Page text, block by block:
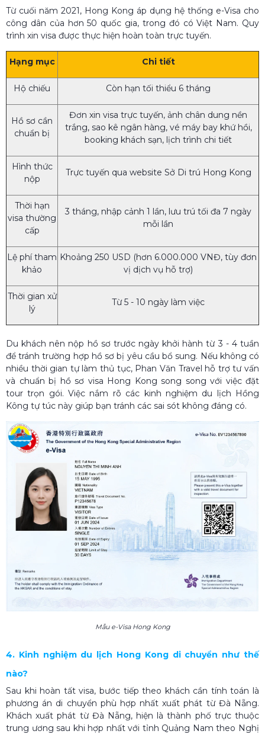
Từ cuối năm 2021, Hong Kong áp dụng hệ thống e-Visa cho
công dân của hơn 50 quốc gia, trong đó có Việt Nam. Quy
trình xin visa được thực hiện hoàn toàn trực tuyến.
Hạng mục Chi tiết
Hộ chiếu Còn hạn tối thiểu 6 tháng
Hồ sơ cần
chuẩn bị
Đơn xin visa trực tuyến, ảnh chân dung nền
trắng, sao kê ngân hàng, vé máy bay khứ hồi,
booking khách sạn, lịch trình chi tiết
Hình thức
nộp
Trực tuyến qua website Sở Di trú Hong Kong
Thời hạn
visa thường
cấp
3 tháng, nhập cảnh 1 lần, lưu trú tối đa 7 ngày
mỗi lần
Lệ phí tham
khảo
Khoảng 250 USD (hơn 6.000.000 VNĐ, tùy đơn
vị dịch vụ hỗ trợ)
Thời gian xử
lý
Từ 5 - 10 ngày làm việc
Du khách nên nộp hồ sơ trước ngày khởi hành từ 3 - 4 tuần
để tránh trường hợp hồ sơ bị yêu cầu bổ sung. Nếu không có
nhiều thời gian tự làm thủ tục, Phan Văn Travel hỗ trợ tư vấn
và chuẩn bị hồ sơ visa Hong Kong song song với việc đặt
tour trọn gói. Việc nắm rõ các kinh nghiệm du lịch Hồng
Kông tự túc này giúp bạn tránh các sai sót không đáng có.
Mẫu e-Visa Hong Kong
4. Kinh nghiệm du lịch Hong Kong di chuyển như thế
nào?
Sau khi hoàn tất visa, bước tiếp theo khách cần tính toán là
phương án di chuyển phù hợp nhất xuất phát từ Đà Nẵng.
Khách xuất phát từ Đà Nẵng, hiện là thành phố trực thuộc
trung ương sau khi hợp nhất với tỉnh Quảng Nam theo Nghị